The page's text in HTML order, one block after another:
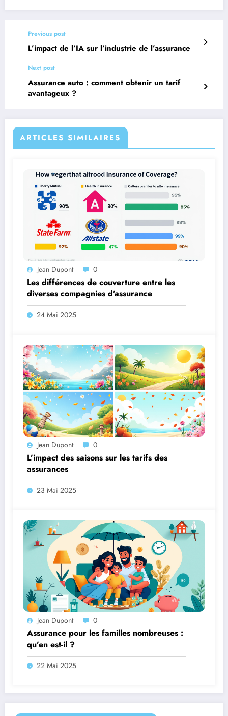
Previous post
L’impact de l’IA sur l’industrie de l’assurance
Next post
Assurance auto : comment obtenir un tarif
avantageux ?
ARTICLES SIMILAIRES
Jean Dupont 0
Les différences de couverture entre les
diverses compagnies d’assurance
24 Mai 2025
Jean Dupont 0
L’impact des saisons sur les tarifs des
assurances
23 Mai 2025
Jean Dupont 0
Assurance pour les familles nombreuses :
qu’en est-il ?
22 Mai 2025